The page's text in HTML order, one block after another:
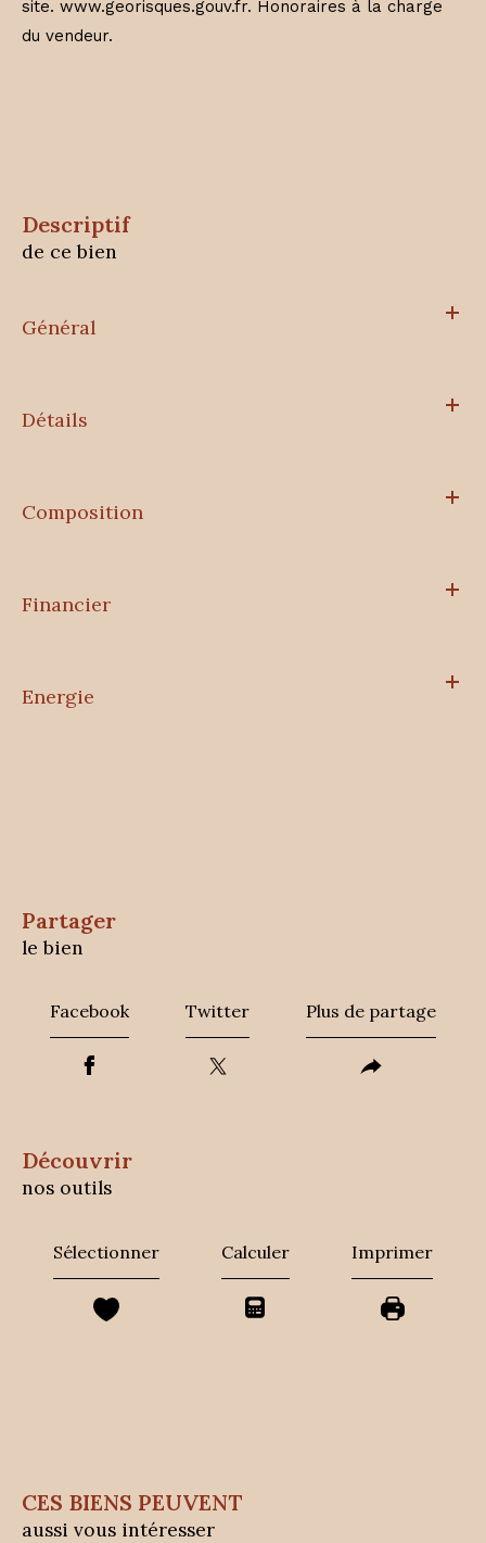
site. www.georisques.gouv.fr. Honoraires à la charge
du vendeur.
descriptif
de ce bien
Général
Détails
Composition
Financier
Energie
partager
le bien
Facebook Twitter Plus de partage
découvrir
nos outils
Sélectionner Calculer Imprimer
CES BIENS PEUVENT
aussi vous intéresser